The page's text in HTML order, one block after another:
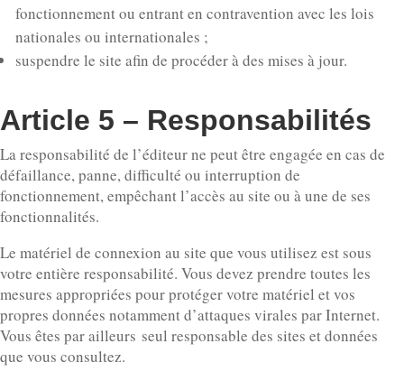
fonctionnement ou entrant en contravention avec les lois
nationales ou internationales ;
suspendre le site afin de procéder à des mises à jour.
Article 5 – Responsabilités
La responsabilité de l’éditeur ne peut être engagée en cas de
défaillance, panne, difficulté ou interruption de
fonctionnement, empêchant l’accès au site ou à une de ses
fonctionnalités.
Le matériel de connexion au site que vous utilisez est sous
votre entière responsabilité. Vous devez prendre toutes les
mesures appropriées pour protéger votre matériel et vos
propres données notamment d’attaques virales par Internet.
Vous êtes par ailleurs seul responsable des sites et données
que vous consultez.